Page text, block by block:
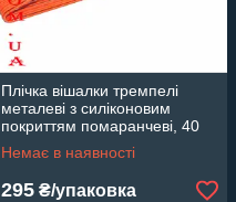
Плічка вішалки тремпелі
металеві з силіконовим
покриттям помаранчеві, 40
см, 10 шт
Немає в наявності
295 ₴/упаковка